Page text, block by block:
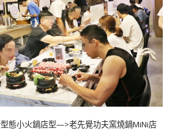
態小火鍋店型—>老先覺功夫窯燒鍋MiNi店